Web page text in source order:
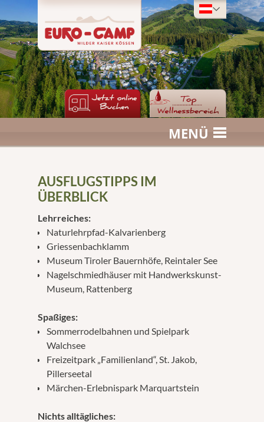
MENÜ
AUSFLUGSTIPPS IM
ÜBERBLICK
Lehrreiches:
Naturlehrpfad-Kalvarienberg
Griessenbachklamm
Museum Tiroler Bauernhöfe, Reintaler See
Nagelschmiedhäuser mit Handwerkskunst-
Museum, Rattenberg
Spaßiges:
Sommerrodelbahnen und Spielpark
Walchsee
Freizeitpark „Familienland“, St. Jakob,
Pillerseetal
Märchen-Erlebnispark Marquartstein
Nichts alltägliches: